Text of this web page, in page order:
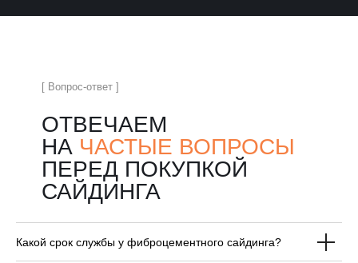
ОТВЕЧАЕМ
НА ЧАСТЫЕ ВОПРОСЫ
ПЕРЕД ПОКУПКОЙ
САЙДИНГА
[ Вопрос-ответ ]
Какой срок службы у фиброцементного сайдинга?